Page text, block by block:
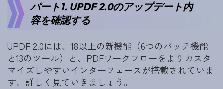
パート1. UPDF 2.0のアップデート内
容を確認する
UPDF 2.0には、18以上の新機能（6つのバッチ機能
と13のツール）と、PDFワークフローをよりカスタ
マイズしやすいインターフェースが搭載されていま
す。詳しく見ていきましょう。